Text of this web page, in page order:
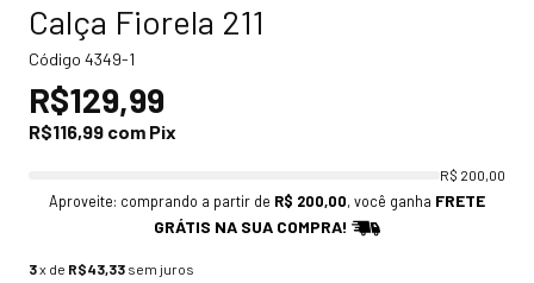
Calça Fiorela 211
Código 4349-1
R$129,99
R$116,99 com Pix
R$ 200,00
Aproveite: comprando a partir de R$ 200,00, você ganha FRETE
GRÁTIS NA SUA COMPRA!
3x de R$43,33 sem juros